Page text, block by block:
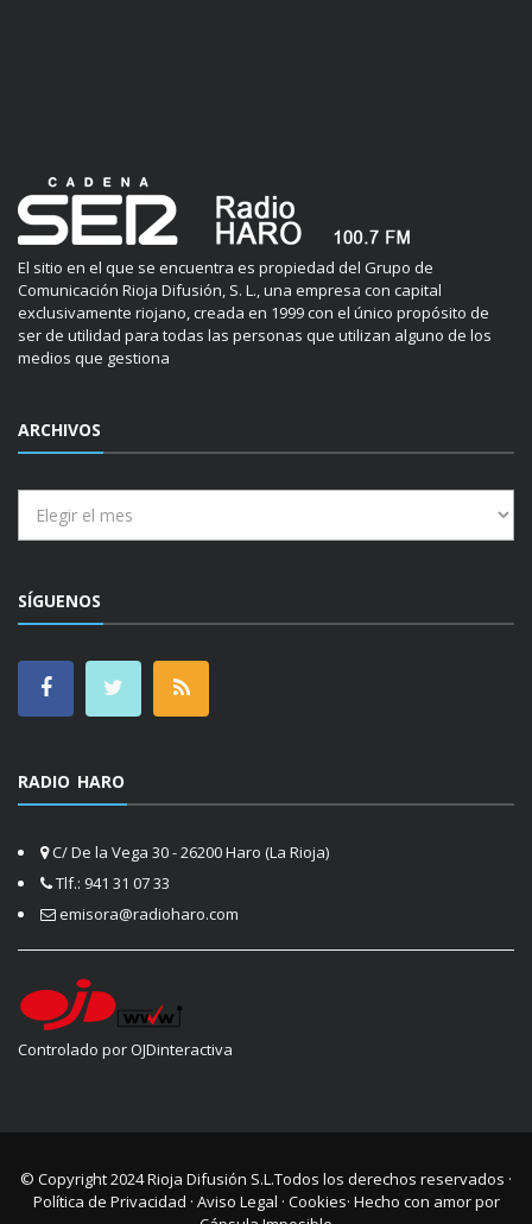
El sitio en el que se encuentra es propiedad del Grupo de
Comunicación Rioja Difusión, S. L., una empresa con capital
exclusivamente riojano, creada en 1999 con el único propósito de
ser de utilidad para todas las personas que utilizan alguno de los
medios que gestiona
ARCHIVOS
SÍGUENOS
RADIO HARO
C/ De la Vega 30 - 26200 Haro (La Rioja)
Tlf.: 941 31 07 33
emisora@radioharo.com
Controlado por OJDinteractiva
© Copyright 2024Rioja Difusión S.L.Todos los derechos reservados ·
Política de Privacidad · Aviso Legal · Cookies· Hecho con amor por